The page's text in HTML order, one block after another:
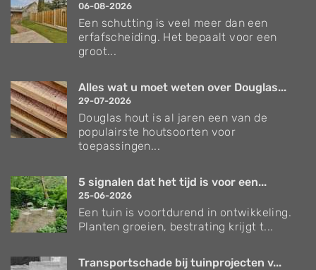
06-08-2026
Een schutting is veel meer dan een
erfafscheiding. Het bepaalt voor een
groot...
Alles wat u moet weten over Douglas...
29-07-2026
Douglas hout is al jaren een van de
populairste houtsoorten voor
toepassingen...
5 signalen dat het tijd is voor een...
25-06-2026
Een tuin is voortdurend in ontwikkeling.
Planten groeien, bestrating krijgt t...
Transportschade bij tuinprojecten v...